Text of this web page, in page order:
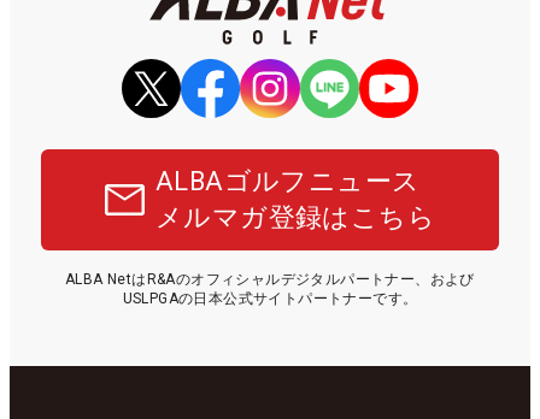
ALBAゴルフニュース
メルマガ登録はこちら
ALBA NetはR&Aのオフィシャルデジタルパートナー、および
USLPGAの日本公式サイトパートナーです。